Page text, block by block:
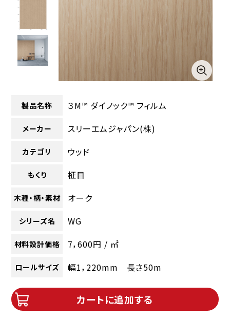
製品名称 ３M™ ダイノック™ フィルム
メーカー スリーエムジャパン(株)
カテゴリ ウッド
もくり 柾目
木種・柄・素材 オーク
シリーズ名 WG
材料設計価格 7，600円 / ㎡
ロールサイズ 幅1，220mm 長さ50m
カートに追加する